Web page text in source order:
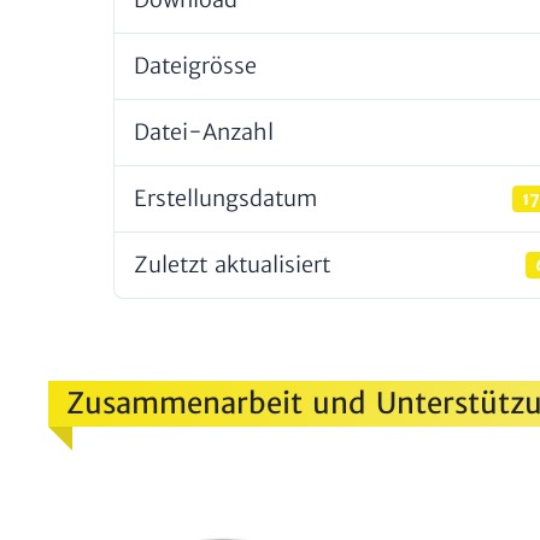
Datei­grösse
Datei-Anzahl
Erstel­lungs­datum
Zuletzt aktua­li­siert
Zusammenarbeit und